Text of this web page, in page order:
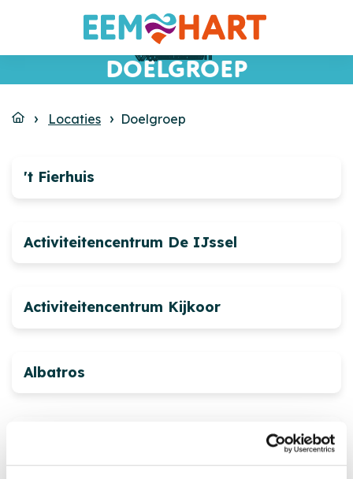
DOELGROEP
Locaties Doelgroep
't Fierhuis
Soest
Activiteitencentrum De IJssel
Baarn
Activiteitencentrum Kijkoor
Eemnes
Albatros
Baarn
Amersfoort
Vinkeveen
Utrecht
Utrecht
Amersfoort
Amersfoort
Hilversum
Bussum